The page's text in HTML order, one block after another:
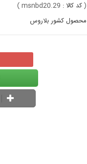
(کد کالا : msnbd20.29
)